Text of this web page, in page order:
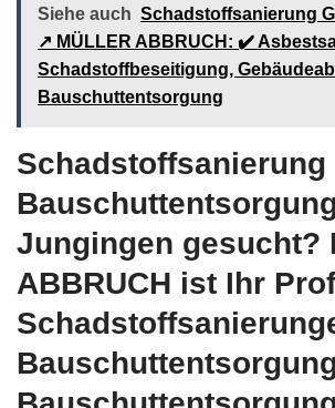
Siehe auch Schadstoffsanierung
↗️ MÜLLER ABBRUCH: ✔️
Schadstoffbeseitigung,
Bauschuttentsorgung
Schadstoffsanierung
Jungingen gesucht?
ABBRUCH ist Ihr